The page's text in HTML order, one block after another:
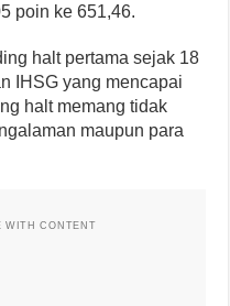
poin ke 651,46.
halt pertama sejak 18
IHSG yang mencapai
halt memang tidak
maupun para
WITH CONTENT